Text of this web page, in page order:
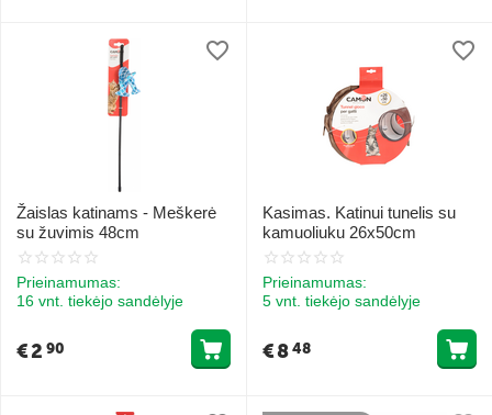
Žaislas katinams - Meškerė
su žuvimis 48cm
Prieinamumas:
16 vnt. tiekėjo sandėlyje
€2 90
Kasimas. Katinui tunelis su
kamuoliuku 26x50cm
Prieinamumas:
5 vnt. tiekėjo sandėlyje
€848